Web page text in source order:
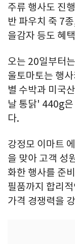
주류 행사도 진
반 파우치 죽 7
을감자 등도 혜
오는 20일부터
울토마토는 행
별 수박과 미국
날 통닭' 440g
다.
강정모 이마트
을 맞아 고객 성
화한 행사를 준
필품까지 합리
가격 경쟁력을